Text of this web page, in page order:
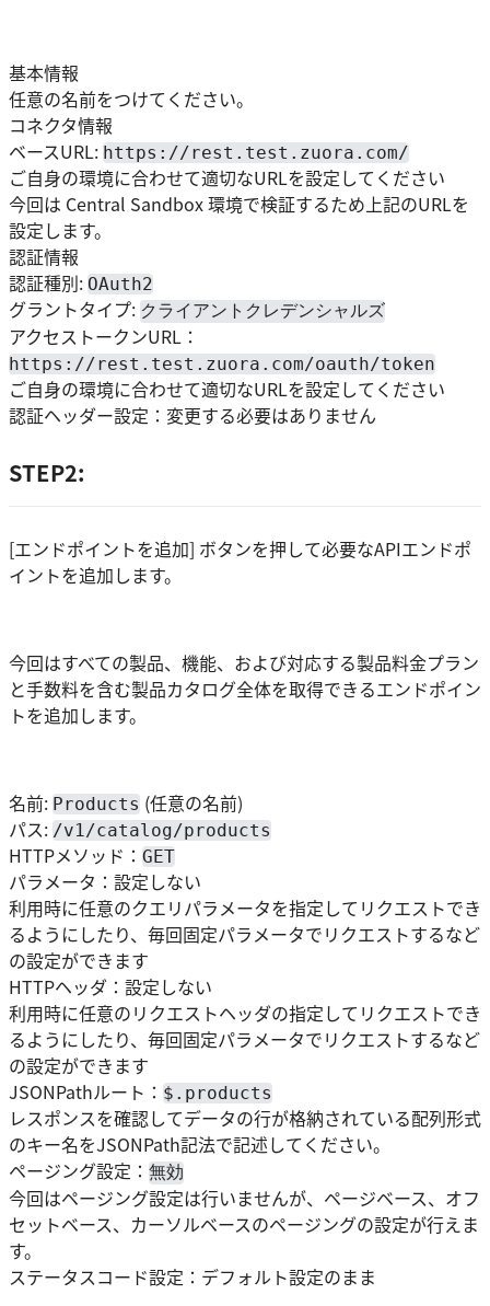
基本情報
任意の名前をつけてください。
コネクタ情報
ベースURL: https://rest.test.zuora.com/
ご自身の環境に合わせて適切なURLを設定してください
今回は Central Sandbox 環境で検証するため上記のURLを
設定します。
認証情報
認証種別: OAuth2
グラントタイプ: クライアントクレデンシャルズ
アクセストークンURL：
https://rest.test.zuora.com/oauth/token
ご自身の環境に合わせて適切なURLを設定してください
認証ヘッダー設定：変更する必要はありません
STEP2:
[エンドポイントを追加] ボタンを押して必要なAPIエンドポ
イントを追加します。
今回はすべての製品、機能、および対応する製品料金プラン
と手数料を含む製品カタログ全体を取得できるエンドポイン
トを追加します。
名前: Products (任意の名前)
パス: /v1/catalog/products
HTTPメソッド： GET
パラメータ：設定しない
利用時に任意のクエリパラメータを指定してリクエストでき
るようにしたり、毎回固定パラメータでリクエストするなど
の設定ができます
HTTPヘッダ：設定しない
利用時に任意のリクエストヘッダの指定してリクエストでき
るようにしたり、毎回固定パラメータでリクエストするなど
の設定ができます
JSONPathルート： $.products
レスポンスを確認してデータの行が格納されている配列形式
のキー名をJSONPath記法で記述してください。
ページング設定： 無効
今回はページング設定は行いませんが、ページベース、オフ
セットベース、カーソルベースのページングの設定が行えま
す。
ステータスコード設定：デフォルト設定のまま